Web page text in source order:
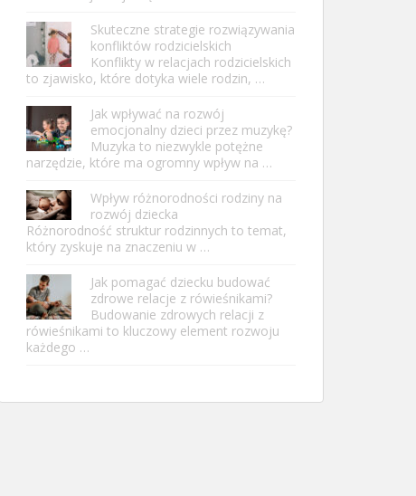
Skuteczne strategie rozwiązywania
konfliktów rodzicielskich
Konflikty w relacjach rodzicielskich
to zjawisko, które dotyka wiele rodzin, …
Jak wpływać na rozwój
emocjonalny dzieci przez muzykę?
Muzyka to niezwykle potężne
narzędzie, które ma ogromny wpływ na …
Wpływ różnorodności rodziny na
rozwój dziecka
Różnorodność struktur rodzinnych to temat,
który zyskuje na znaczeniu w …
Jak pomagać dziecku budować
zdrowe relacje z rówieśnikami?
Budowanie zdrowych relacji z
rówieśnikami to kluczowy element rozwoju
każdego …